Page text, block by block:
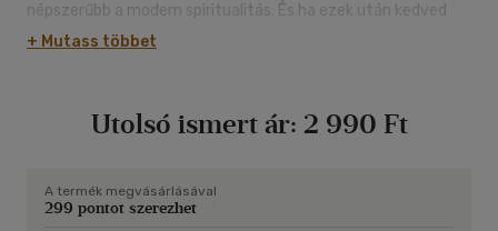
népszerűbb a modern spiritualitás. És ha ezek után kedved
érzel, szállj be te is néhány izgalmas vitába!
+ Mutass többet
Utolsó ismert ár: 2 990 Ft
A termék megvásárlásával
299 pontot szerezhet